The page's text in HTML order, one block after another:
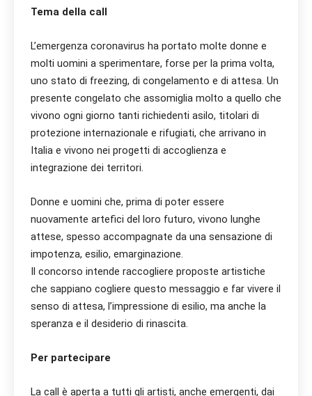
Tema della call
L’emergenza coronavirus ha portato molte donne e
molti uomini a sperimentare, forse per la prima volta,
uno stato di freezing, di congelamento e di attesa. Un
presente congelato che assomiglia molto a quello che
vivono ogni giorno tanti richiedenti asilo, titolari di
protezione internazionale e rifugiati, che arrivano in
Italia e vivono nei progetti di accoglienza e
integrazione dei territori.
Donne e uomini che, prima di poter essere
nuovamente artefici del loro futuro, vivono lunghe
attese, spesso accompagnate da una sensazione di
impotenza, esilio, emarginazione.
Il concorso intende raccogliere proposte artistiche
che sappiano cogliere questo messaggio e far vivere il
senso di attesa, l’impressione di esilio, ma anche la
speranza e il desiderio di rinascita.
Per partecipare
La call è aperta a tutti gli artisti, anche emergenti, dai